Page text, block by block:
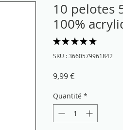
10 pelotes
100%
★ ★ ★ ★ ★
SKU : 3660579961842
9,99 €Prix
Quantité *